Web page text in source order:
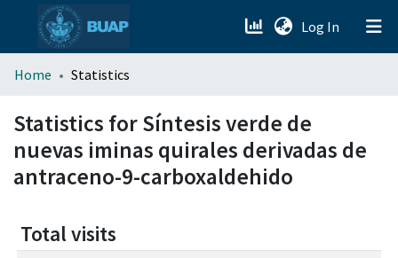
Log In (current)
menu.section.about_menu
All of DSpace
Home Statistics
Statistics for Síntesis verde de
nuevas iminas quirales derivadas de
antraceno-9-carboxaldehido
Total visits